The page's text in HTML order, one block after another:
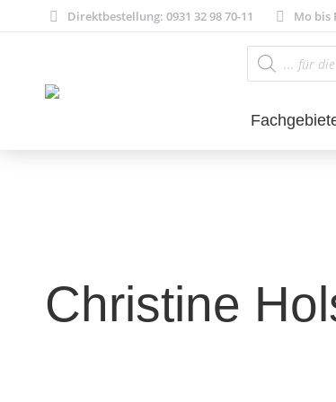
Direktbestellung: 0931 32 98 70-11 Mo bis
Products
search
Christine